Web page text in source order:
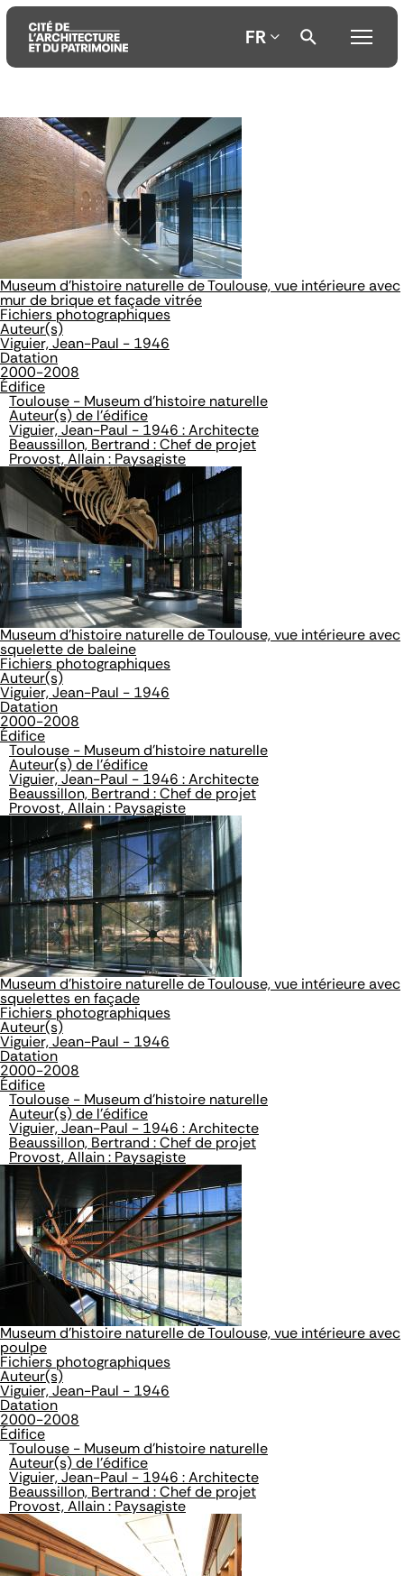
Aller
au
contenu
principal
Aller
au
menu
principal
Aller
à
la
recherche
FR
Museum d'histoire naturelle de Toulouse, vue intérieure avec
mur de brique et façade vitrée
Fichiers photographiques
Auteur(s)
Viguier, Jean-Paul - 1946
Datation
2000-2008
Édifice
Toulouse - Museum d'histoire naturelle
Auteur(s) de l'édifice
Viguier, Jean-Paul - 1946 : Architecte
Beaussillon, Bertrand : Chef de projet
Provost, Allain : Paysagiste
Museum d'histoire naturelle de Toulouse, vue intérieure avec
squelette de baleine
Fichiers photographiques
Auteur(s)
Viguier, Jean-Paul - 1946
Datation
2000-2008
Édifice
Toulouse - Museum d'histoire naturelle
Auteur(s) de l'édifice
Viguier, Jean-Paul - 1946 : Architecte
Beaussillon, Bertrand : Chef de projet
Provost, Allain : Paysagiste
Museum d'histoire naturelle de Toulouse, vue intérieure avec
squelettes en façade
Fichiers photographiques
Auteur(s)
Viguier, Jean-Paul - 1946
Datation
2000-2008
Édifice
Toulouse - Museum d'histoire naturelle
Auteur(s) de l'édifice
Viguier, Jean-Paul - 1946 : Architecte
Beaussillon, Bertrand : Chef de projet
Provost, Allain : Paysagiste
Museum d'histoire naturelle de Toulouse, vue intérieure avec
poulpe
Fichiers photographiques
Auteur(s)
Viguier, Jean-Paul - 1946
Datation
2000-2008
Édifice
Toulouse - Museum d'histoire naturelle
Auteur(s) de l'édifice
Viguier, Jean-Paul - 1946 : Architecte
Beaussillon, Bertrand : Chef de projet
Provost, Allain : Paysagiste